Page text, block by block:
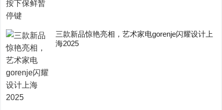
三款新品惊艳亮相，艺术家电gorenje闪耀设计上
海2025